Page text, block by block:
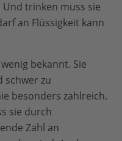
trinken muss sie
an Flüssigkeit kann
bekannt. Sie
schwer zu
besonders zahlreich.
sie durch
Zahl an